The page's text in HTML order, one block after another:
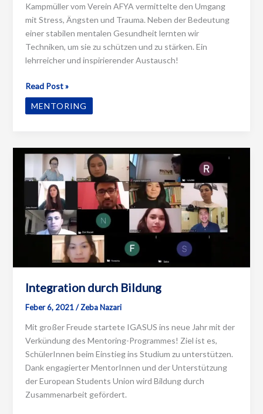
Kampmüller vom Verein AFYA vermittelte den Umgang
mit Stress, Ängsten und Trauma. Neben der Bedeutung
einer stabilen mentalen Gesundheit lernten wir
Techniken, um sie zu schützen und zu stärken. Ein
lehrreicher und inspirierender Austausch!
Workshop
Mental
Health
Read Post »
MENTORING
Integration durch Bildung
Feber 6, 2021/Zeba Nazari
Mit großer Freude startete IGASUS ins neue Jahr mit der
Verkündung des Mentoring-Programmes! Ziel ist es,
SchülerInnen beim Einstieg ins Studium zu unterstützen.
Dank engagierter MentorInnen und der Unterstützung
der European Students Union wird Bildung durch
Zusammenarbeit gefördert.